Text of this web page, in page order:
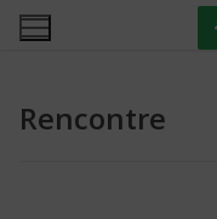
Rencontre